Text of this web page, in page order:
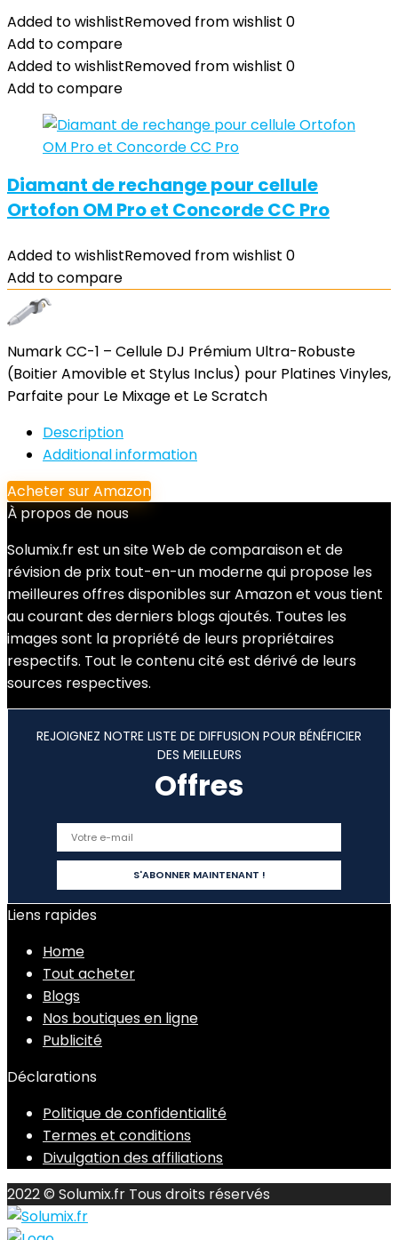
Added to wishlistRemoved from wishlist 0
Add to compare
Added to wishlistRemoved from wishlist 0
Add to compare
Diamant de rechange pour cellule
Ortofon OM Pro et Concorde CC Pro
Added to wishlistRemoved from wishlist 0
Add to compare
Numark CC-1 – Cellule DJ Prémium Ultra-Robuste
(Boitier Amovible et Stylus Inclus) pour Platines Vinyles,
Parfaite pour Le Mixage et Le Scratch
Description
Additional information
Acheter sur Amazon
À propos de nous
Solumix.fr est un site Web de comparaison et de
révision de prix tout-en-un moderne qui propose les
meilleures offres disponibles sur Amazon et vous tient
au courant des derniers blogs ajoutés. Toutes les
images sont la propriété de leurs propriétaires
respectifs. Tout le contenu cité est dérivé de leurs
sources respectives.
REJOIGNEZ NOTRE LISTE DE DIFFUSION POUR BÉNÉFICIER
DES MEILLEURS
Offres
Liens rapides
Home
Tout acheter
Blogs
Nos boutiques en ligne
Publicité
Déclarations
Politique de confidentialité
Termes et conditions
Divulgation des affiliations
2022 © Solumix.fr Tous droits réservés